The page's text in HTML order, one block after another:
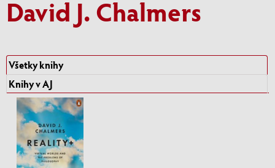
David J. Chalmers
Všetky knihy
Knihy v AJ